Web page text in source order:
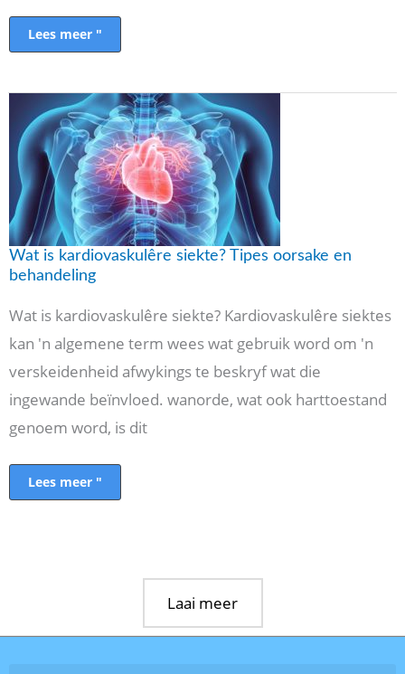
Lees meer "
Wat is kardiovaskulêre siekte? Tipes oorsake en
behandeling
Wat is kardiovaskulêre siekte? Kardiovaskulêre siektes
kan 'n algemene term wees wat gebruik word om 'n
verskeidenheid afwykings te beskryf wat die
ingewande beïnvloed. wanorde, wat ook harttoestand
genoem word, is dit
Wat
is
kardiovaskulêre
siekte?
Tipes
oorsake
en
behandeling
Lees meer "
Laai meer